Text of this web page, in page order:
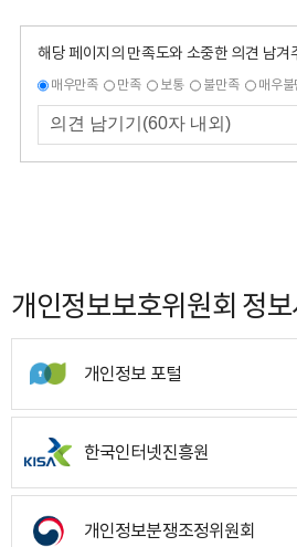
해당 페이지의 만족도와 소중한 의견 남겨
매우만족 만족 보통 불만족 매우
개인정보보호위원회 정
개인정보 포털
한국인터넷진흥원
개인정보분쟁조정위원회